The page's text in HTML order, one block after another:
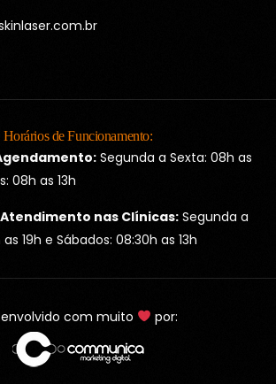
Horários de Funcionamento:
Segunda a Sexta: 08h as
08h as 13h
nas Clínicas:Segunda a
19h e Sábados: 08:30h as 13h
com muito por:
Agende sua Consulta